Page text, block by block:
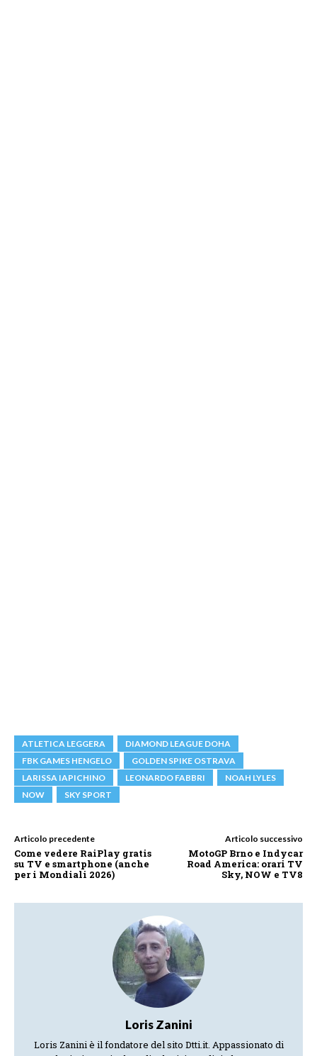
ATLETICA LEGGERA
DIAMOND LEAGUE DOHA
FBK GAMES HENGELO
GOLDEN SPIKE OSTRAVA
LARISSA IAPICHINO
LEONARDO FABBRI
NOAH LYLES
NOW
SKY SPORT
Articolo precedente
Come vedere RaiPlay gratis
su TV e smartphone (anche
per i Mondiali 2026)
Articolo successivo
MotoGP Brno e Indycar
Road America: orari TV
Sky, NOW e TV8
Loris Zanini
Loris Zanini è il fondatore del sito Dtti.it. Appassionato di